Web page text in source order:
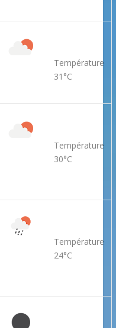
Température
31°C
Température
30°C
Température
24°C